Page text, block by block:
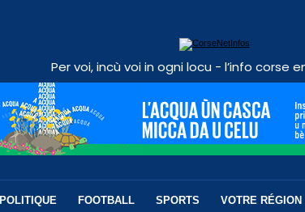
Per voi, incù voi in ogni locu - l’info corse
POLITIQUE FOOTBALL SPORTS VOTRE RÉGION